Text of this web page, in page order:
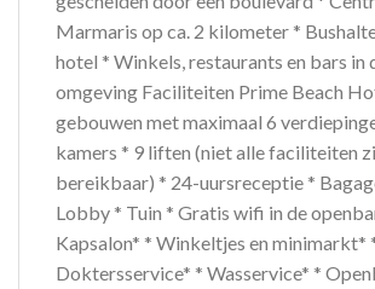
Marmaris op ca. 2 kilometer *
hotel * Winkels, restaurants en bars in
omgeving Faciliteiten Prime Beach
gebouwen met maximaal 6
kamers * 9 liften (niet alle faciliteiten
bereikbaar) * 24-uursreceptie *
Lobby * Tuin * Gratis wifi in de
Kapsalon* * Winkeltjes en minimarkt*
Doktersservice* * Wasservice* *